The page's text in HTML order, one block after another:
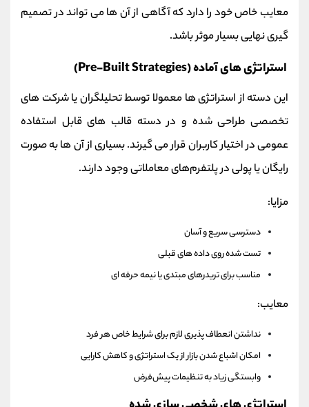
معایب خاص خود را دارد که آگاهی از آن‌ ها می‌ تواند در تصمیم‌
گیری نهایی بسیار موثر باشد.
استراتژی‌ های آماده (Pre-Built Strategies)
این دسته از استراتژی‌ ها معمولا توسط تحلیلگران یا شرکت‌ های
تخصصی طراحی شده و در دسته قالب‌ های قابل استفاده
عمومی در اختیار کاربران قرار می‌ گیرند. بسیاری از آن‌ ها به صورت
رایگان یا پولی در پلتفرم‌های معاملاتی وجود دارند.
مزایا:
دسترسی سریع و آسان
تست‌ شده روی داده‌ های قبلی
مناسب برای تریدرهای مبتدی یا نیمه‌ حرفه‌ ای
معایب:
نداشتن انعطاف‌ پذیری لازم برای شرایط خاص هر فرد
امکان اشباع‌ شدن بازار از یک استراتژی و کاهش کارایی
وابستگی زیاد به تنظیمات پیش‌فرض